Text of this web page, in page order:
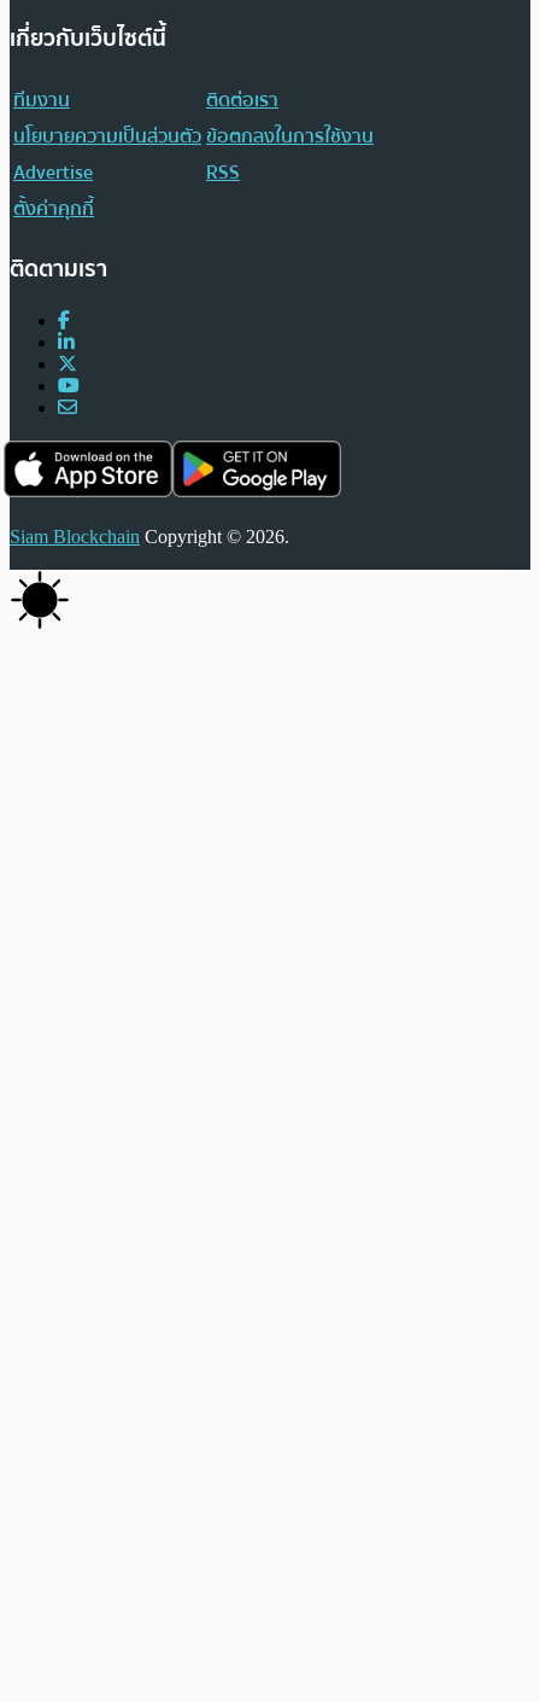
เกี่ยวกับเว็บไซต์นี้
ทีมงาน
ติดต่อเรา
นโยบายความเป็นส่วนตัวข้อตกลงในการใช้งาน
Advertise
RSS
ตั้งค่าคุกกี้
ติดตามเรา
Siam Blockchain Copyright © 2026.